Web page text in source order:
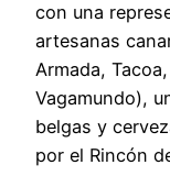
con una
artesanas
Armada,
Vagamundo),
belgas y
por el Rincón